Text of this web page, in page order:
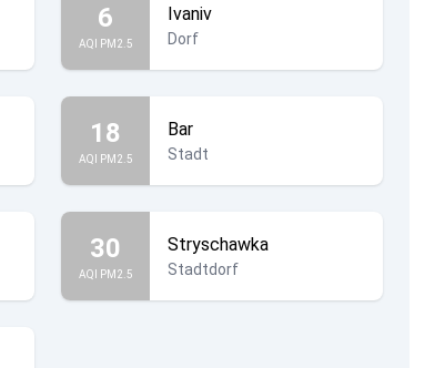
6
AQI PM2.5
Ivaniv
Dorf
18
AQI PM2.5
Bar
Stadt
30
AQI PM2.5
Stryschawka
Stadtdorf